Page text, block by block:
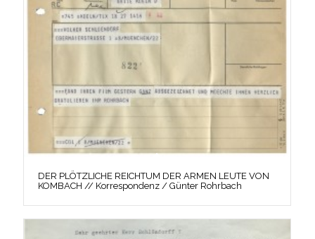
DER PLÖTZLICHE REICHTUM DER ARMEN LEUTE VON
KOMBACH // Korrespondenz / Günter Rohrbach